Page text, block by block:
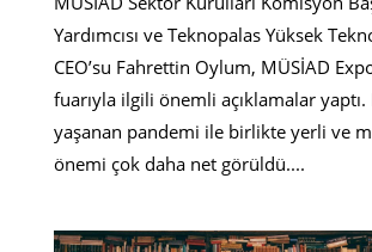
Yardımcısı ve Teknopalas Yüksek
CEO’su Fahrettin Oylum, MÜSİAD
fuarıyla ilgili önemli açıklamalar
yaşanan pandemi ile birlikte yerli ve
önemi çok daha net görüldü....